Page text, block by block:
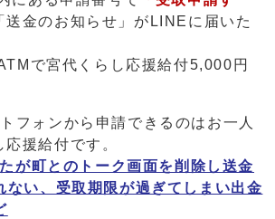
送金のお知らせ」がLINEに届いた
で宮代くらし応援給付5,000円
フォンから申請できるのはお一人
援給付です。
が町とのトーク画面を削除し送金
ない、受取期限が過ぎてしまい出金